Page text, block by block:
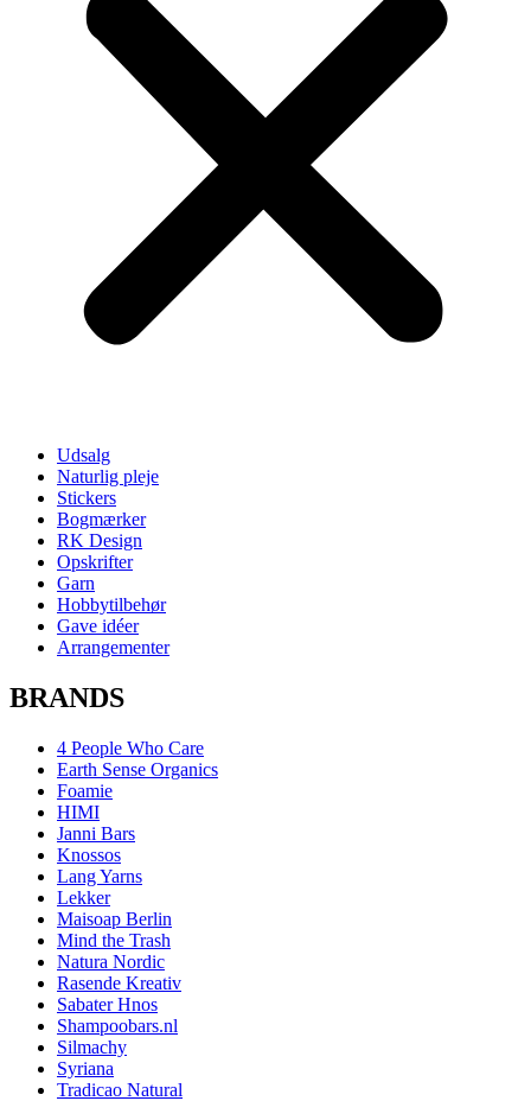
Udsalg
Naturlig pleje
Stickers
Bogmærker
RK Design
Opskrifter
Garn
Hobbytilbehør
Gave idéer
Arrangementer
BRANDS
4 People Who Care
Earth Sense Organics
Foamie
HIMI
Janni Bars
Knossos
Lang Yarns
Lekker
Maisoap Berlin
Mind the Trash
Natura Nordic
Rasende Kreativ
Sabater Hnos
Shampoobars.nl
Silmachy
Syriana
Tradicao Natural